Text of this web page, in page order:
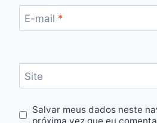
E-mail *
Site
Salvar meus dados neste